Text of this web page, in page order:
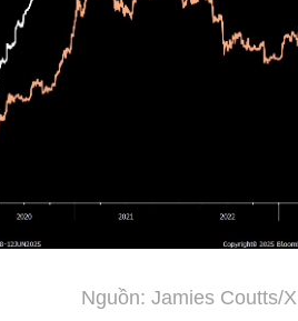
Nguồn: Jamies Coutts/X